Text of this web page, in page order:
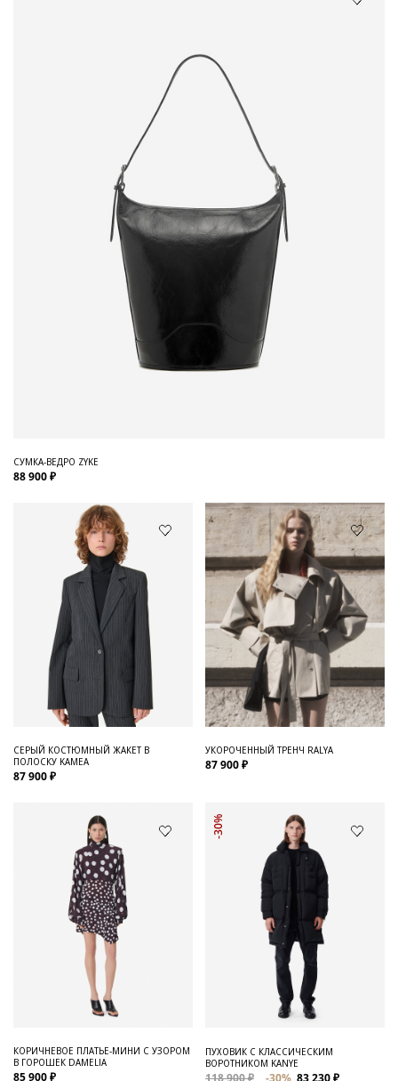
СУМКА-ВЕДРО ZYKE
88 900 ₽
СЕРЫЙ КОСТЮМНЫЙ ЖАКЕТ В
ПОЛОСКУ KAMEA
87 900 ₽
УКОРОЧЕННЫЙ ТРЕНЧ RALYA
87 900 ₽
КОРИЧНЕВОЕ ПЛАТЬЕ-МИНИ С УЗОРОМ
В ГОРОШЕК DAMELIA
85 900 ₽
-30%
ПУХОВИК С КЛАССИЧЕСКИМ
ВОРОТНИКОМ KANYE
118 900 ₽ -30% 83 230 ₽